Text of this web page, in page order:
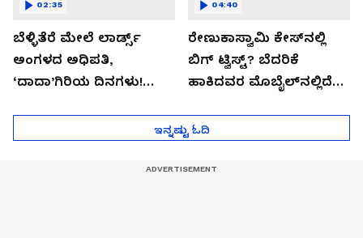
ಬೆಳ್ಳಿತೆರೆ ಮೇಲೆ ಲಾರ್ಡ್ಸ್
ಅಂಗಳದ ಅಧಿಪತಿ,
‘ದಾದಾ’ಗಿರಿಯ ದಿನಗಳು!
ಬಯೋಪಿಕ್‌ ಫಸ್ಟ್ ಲುಕ್ ಔಟ್
02:35
ರೇಣುಕಾಸ್ವಾಮಿ ಕೇಸ್‌ನಲ್ಲಿ
ಬಿಗ್ ಟ್ವಿಸ್ಟ್? ಬೆದರಿಕೆ
ಹಾಕಿದವರ ಮೊಬೈಲ್‌ನಲ್ಲಿದೆ
04:40
ಇನ್ನಷ್ಟು ಓದಿ